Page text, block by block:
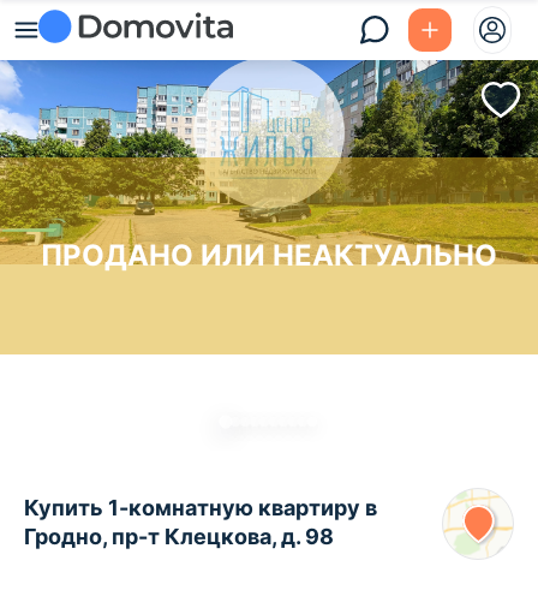
ПРОДАНО ИЛИ НЕАКТУАЛЬНО
Купить 1-комнатную квартиру в
Гродно, пр-т Клецкова, д. 98